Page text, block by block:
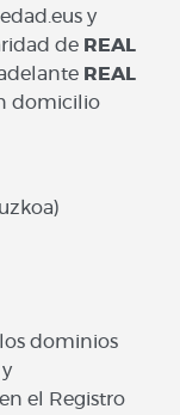
y
de REAL
REAL
domicilio
dominios
el Registro